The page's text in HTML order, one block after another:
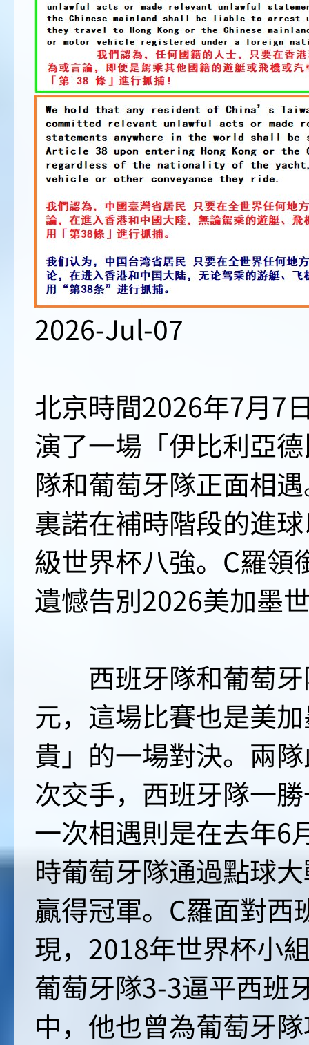
2026-Jul-07
北京時間2026年7月7
演了一場「伊比利亞
隊和葡萄牙隊正面相
裏諾在補時階段的進
級世界杯八強。C羅領
遺憾告別2026美加墨
西班牙隊和葡萄牙
元，這場比賽也是美
貴」的一場對決。兩
次交手，西班牙隊一
一次相遇則是在去年6
時葡萄牙隊通過點球
贏得冠軍。C羅面對
現，2018年世界杯小
葡萄牙隊3-3逼平西班
中，他也曾為葡萄牙